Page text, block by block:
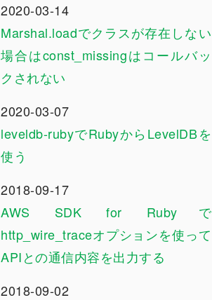
2020-03-14
Marshal.loadでクラスが存在しない
場合はconst_missingはコールバッ
クされない
2020-03-07
leveldb-rubyでRubyからLevelDBを
使う
2018-09-17
AWS SDK for Rubyで
http_wire_traceオプションを使って
APIとの通信内容を出力する
2018-09-02